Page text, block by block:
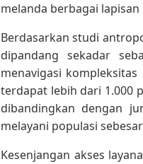
melanda berbagai lapisan
Berdasarkan studi
dipandang sekadar
menavigasi
terdapat lebih dari 1.000
dibandingkan dengan
melayani populasi
Kesenjangan akses